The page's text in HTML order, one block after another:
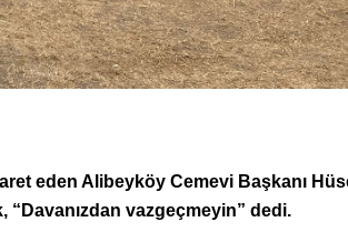
eden Alibeyköy Cemevi Başkanı
“Davanızdan vazgeçmeyin” dedi.